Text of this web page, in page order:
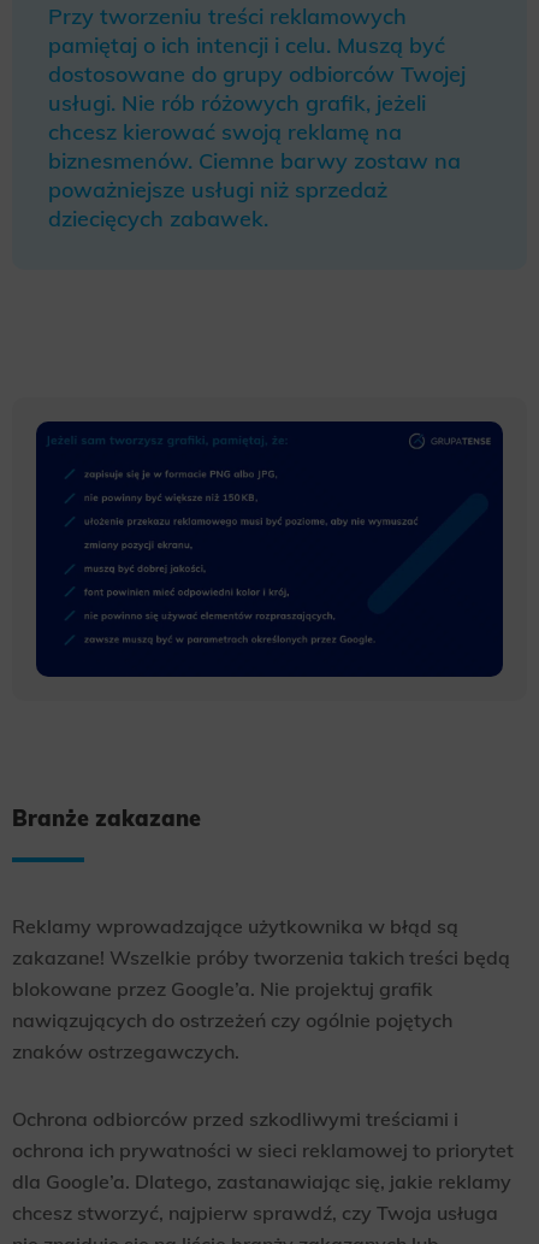
Przy tworzeniu treści reklamowych
pamiętaj o ich intencji i celu. Muszą być
dostosowane do grupy odbiorców Twojej
usługi. Nie rób różowych grafik, jeżeli
chcesz kierować swoją reklamę na
biznesmenów. Ciemne barwy zostaw na
poważniejsze usługi niż sprzedaż
dziecięcych zabawek.
Branże zakazane
Reklamy wprowadzające użytkownika w błąd są
zakazane! Wszelkie próby tworzenia takich treści będą
blokowane przez Google’a. Nie projektuj grafik
nawiązujących do ostrzeżeń czy ogólnie pojętych
znaków ostrzegawczych.
Ochrona odbiorców przed szkodliwymi treściami i
ochrona ich prywatności w sieci reklamowej to priorytet
dla Google’a. Dlatego, zastanawiając się, jakie reklamy
chcesz stworzyć, najpierw sprawdź, czy Twoja usługa